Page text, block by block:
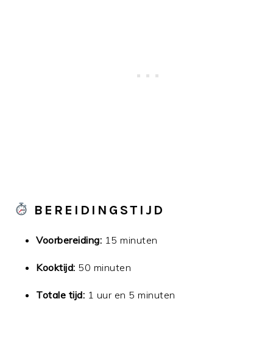
BEREIDINGSTIJD
Voorbereiding: 15 minuten
Kooktijd: 50 minuten
Totale tijd: 1 uur en 5 minuten